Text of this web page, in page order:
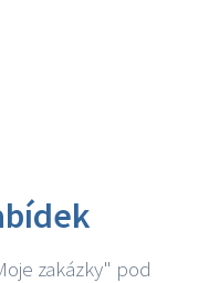
zakázky" pod